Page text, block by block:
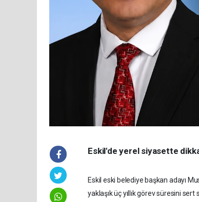
Eskil'de yerel siyasette
Eskil eski belediye başkan adayı
yaklaşık üç yıllık görev süresini